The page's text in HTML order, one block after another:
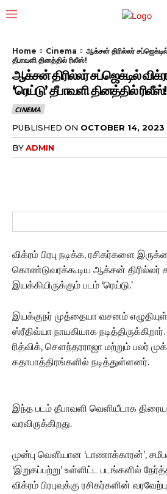
Home Cinema
ஆக்சன் திரில்லர் சப்ஜெக்டில்
தீபாவளி தினத்தில் ரிலீஸ்!
ஆக்சன் திரில்லர் சப்ஜெக்டில் விக்ரம்
‘ரெய்டு’ தீபாவளி தினத்தில் ரிலீஸ்!
CINEMA
PUBLISHED ON OCTOBER 14, 2023
BYADMIN
விக்ரம் பிரபு நடிக்க, ரசிகர்களை
கொண்டுவரக்கூடிய ஆக்சன் திரில்லர்
இயக்கியிருக்கும் படம் ‘ரெய்டு.’
இயக்குநர் முத்தையா வசனம்
ஸ்ரீதிவ்யா நாயகியாக
ரித்விக், சௌந்தரராஜா மற்றும் பலர்
கதாபாத்திரங்களில் நடித்துள்ளனர்.
இந்த படம் தீபாவளி வெளியீடாக
வரவிருக்கிறது.
முன்பு வெளியான ‘டாணாக்காரன்’,
‘இறுகப்பற்று’ உள்ளிட்ட படங்களில்
விக்ரம் பிரபுவுக்கு ரசிகர்களின்